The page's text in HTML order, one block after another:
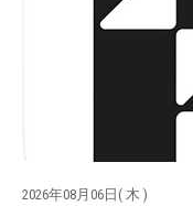
2026年08月06日( 木 )